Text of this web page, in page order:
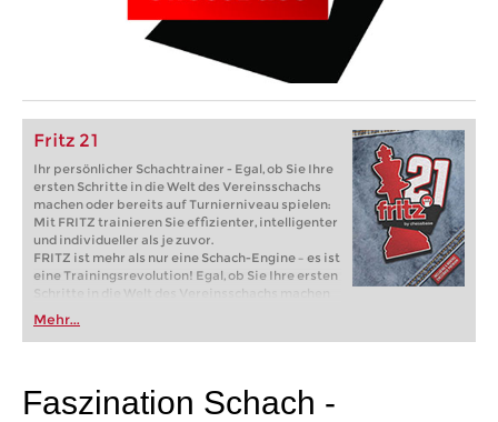
Fritz 21
Ihr persönlicher Schachtrainer - Egal, ob Sie Ihre
ersten Schritte in die Welt des Vereinsschachs
machen oder bereits auf Turnierniveau spielen:
Mit FRITZ trainieren Sie effizienter, intelligenter
und individueller als je zuvor.
FRITZ ist mehr als nur eine Schach-Engine – es ist
eine Trainingsrevolution! Egal, ob Sie Ihre ersten
Schritte in die Welt des Vereinsschachs machen
oder bereits auf Turnierniveau spielen: Mit
FRITZ trainieren Sie effizienter, intelligenter und
individueller als je zuvor.
Mehr...
Faszination Schach -